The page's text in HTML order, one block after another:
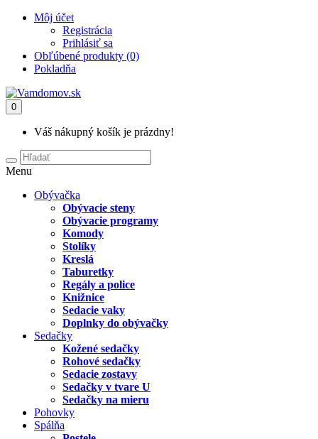
Môj účet
Registrácia
Prihlásiť sa
Obľúbené produkty (0)
Pokladňa
0
Váš nákupný košík je prázdny!
Menu
Obývačka
Obývacie steny
Obývacie programy
Komody
Stolíky
Kreslá
Taburetky
Regály a police
Knižnice
Sedacie vaky
Doplnky do obývačky
Sedačky
Kožené sedačky
Rohové sedačky
Sedacie zostavy
Sedačky v tvare U
Sedačky na mieru
Pohovky
Spálňa